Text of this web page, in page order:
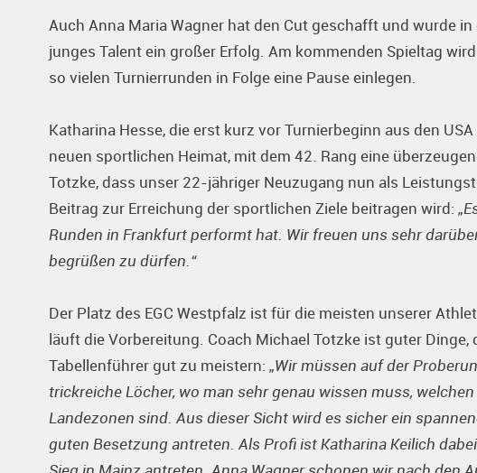
Auch Anna Maria Wagner hat den Cut geschafft und wurde
junges Talent ein großer Erfolg. Am kommenden Spieltag
so vielen Turnierrunden in Folge eine Pause einlegen.
Katharina Hesse, die erst kurz vor Turnierbeginn aus den
neuen sportlichen Heimat, mit dem 42. Rang eine
Totzke, dass unser 22-jähriger Neuzugang nun als
Beitrag zur Erreichung der sportlichen Ziele beitragen wird:
Runden in Frankfurt performt hat. Wir freuen uns sehr
begrüßen zu dürfen.“
Der Platz des EGC Westpfalz ist für die meisten unserer
läuft die Vorbereitung. Coach Michael Totzke ist guter
Tabellenführer gut zu meistern: „Wir müssen auf der
trickreiche Löcher, wo man sehr genau wissen muss,
Landezonen sind. Aus dieser Sicht wird es sicher ein
guten Besetzung antreten. Als Profi ist Katharina Keilich